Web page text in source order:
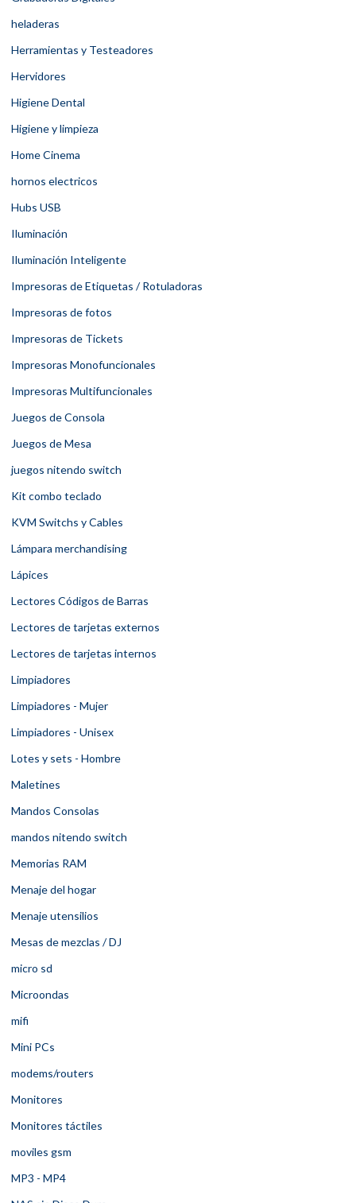
heladeras
Herramientas y Testeadores
Hervidores
Higiene Dental
Higiene y limpieza
Home Cinema
hornos electricos
Hubs USB
Iluminación
Iluminación Inteligente
Impresoras de Etiquetas / Rotuladoras
Impresoras de fotos
Impresoras de Tickets
Impresoras Monofuncionales
Impresoras Multifuncionales
Juegos de Consola
Juegos de Mesa
juegos nitendo switch
Kit combo teclado
KVM Switchs y Cables
Lámpara merchandising
Lápices
Lectores Códigos de Barras
Lectores de tarjetas externos
Lectores de tarjetas internos
Limpiadores
Limpiadores - Mujer
Limpiadores - Unisex
Lotes y sets - Hombre
Maletines
Mandos Consolas
mandos nitendo switch
Memorias RAM
Menaje del hogar
Menaje utensilios
Mesas de mezclas / DJ
micro sd
Microondas
mifi
Mini PCs
modems/routers
Monitores
Monitores táctiles
moviles gsm
MP3 - MP4